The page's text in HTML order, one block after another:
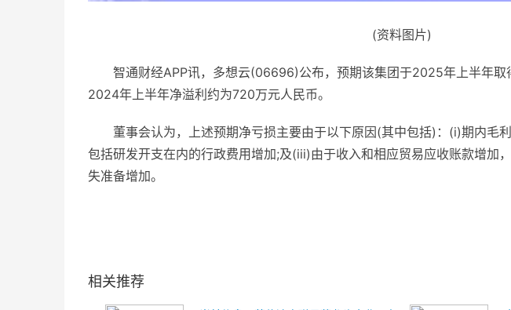
(资料图片)
智通财经APP讯，多想云(06696)公布，预期该集团于2025年上半年
2024年上半年净溢利约为720万元人民币。
董事会认为，上述预期净亏损主要由于以下原因(其中包括)：(i)期内毛
包括研发开支在内的行政费用增加;及(iii)由于收入和相应贸易应收账款增加
失准备增加。
相关推荐